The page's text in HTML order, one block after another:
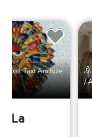
Axel Taxi Anduze
La
/